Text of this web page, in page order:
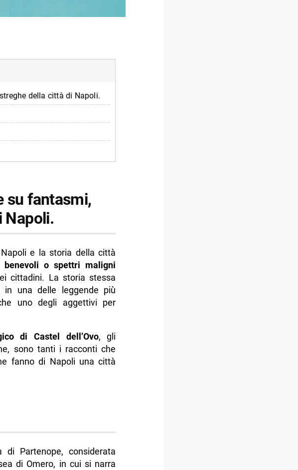
della città di Napoli.
su fantasmi,
Napoli.
e la storia della città
o spettri maligni
cittadini. La storia stessa
una delle leggende più
uno degli aggettivi per
di Castel dell’Ovo, gli
sono tanti i racconti che
fanno di Napoli una città
di Partenope, considerata
di Omero, in cui si narra